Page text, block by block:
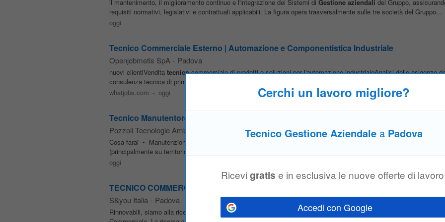
il mantenimento, il miglioramento continuo e l'integrazione dei Sistemi di Gestione aziendali del Gruppo,
requisiti normativi, legislativi e contrattuali applicabili. La figura opera trasversalmente sulle tre società del Gruppo...
oggi
Tecnico Commerciale Esterno | Automazione e Componentistica Industriale
Openjobmetis SpA - Padova
nuovi clientiVendita tecnico-commerciale di prodotti e soluzioni per l'automazione industrialeAnalisi delle esigenze
consulenza tecnica di primo livelloElaborazione e
whatjobs.com - oggi
Tecnico Manutentore – Impianti di Depurazione e Trattamento Acque
Pozzoli Tecnologie Ambientali
Cosa farai • Manutenzione ordinaria e straordinaria di impianti di depurazione e trattamento acque • Interventi
(principalmente su territorio Lombardia, Emilia-Romagna e Veneto) • Diagnosi guasti e risoluzione problematiche...
oggi
TECNICO COMMERCIALE - energie rinnovabili
S&you Italia - Padova
Rinnovabili, siamo alla ricerca di un Tecnico Commerciale per il territorio del Veneto che risponderà direttamente al
Cerchi un lavoro migliore?
Tecnico Gestione Aziendale a Padova
Ricevi gratis e in esclusiva le nuove offerte di
Accedi con Google